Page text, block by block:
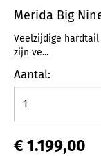
Merida Big
Veelzijdige
zijn ve...
Aantal:
€ 1.199,00